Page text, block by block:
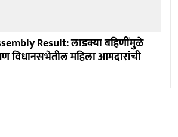
Result: लाडक्या बहिणींमुळे
महिला आमदारांची